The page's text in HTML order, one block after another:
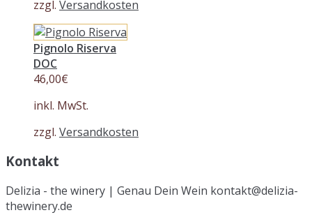
zzgl. Versandkosten
Pignolo Riserva
DOC
46,00€
inkl. MwSt.
zzgl. Versandkosten
Kontakt
Delizia - the winery | Genau Dein Wein kontakt@delizia-
thewinery.de